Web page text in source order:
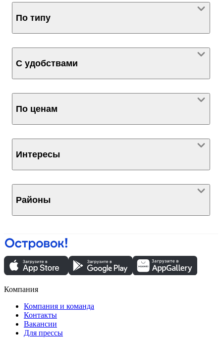
По типу
С удобствами
По ценам
Интересы
Районы
Компания
Компания и команда
Контакты
Вакансии
Для прессы